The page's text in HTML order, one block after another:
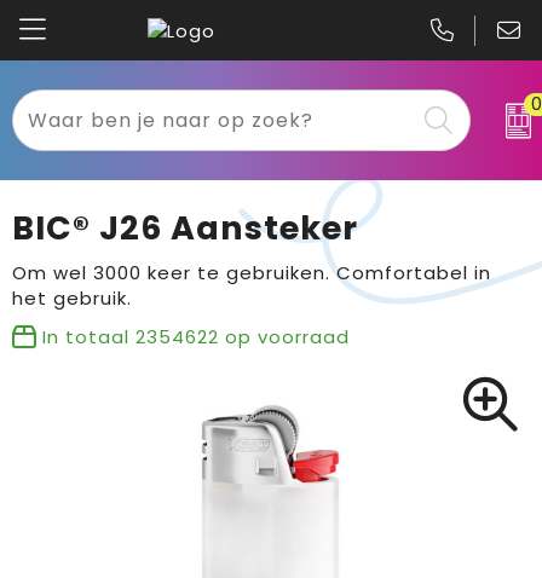
0
Textiel
Sport
Bloemen, planten en bomen
Kariban
Gildan
BIC® J26 Aansteker
Om wel 3000 keer te gebruiken. Comfortabel in
het gebruik.
In totaal 2354622 op voorraad